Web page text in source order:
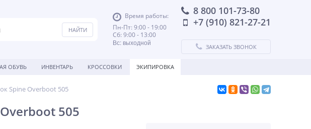
Время работы:
Пн-Пт: 9:00 - 19:00
Сб: 9:00 - 13:00
Вс: выходной
8 800 101-73-80
+7 (910) 821-27-21
ЗАКАЗАТЬ ЗВОНОК
ОБУВЬ ИНВЕНТАРЬ КРОССОВКИ ЭКИПИРОВКА
Spine Overboot 505
505